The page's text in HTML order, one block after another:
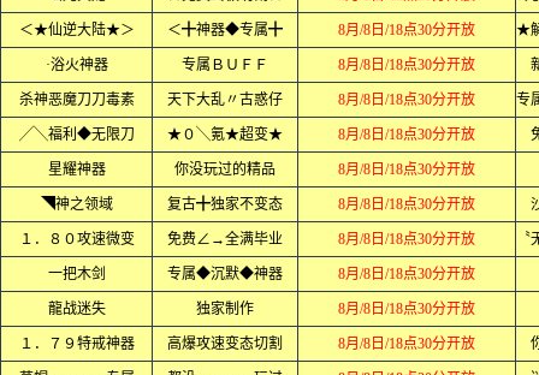
＜★仙逆大陆★＞ ＜╋神器◆专属╋ 8月/8日/18点30分开放
·浴火神器 专属ＢＵＦＦ 8月/8日/18点30分开放
杀神恶魔刀刀毒素 天下大乱〃古惑仔 8月/8日/18点30分开放
╱╲福利◆无限刀 ★０╲氪★超变★ 8月/8日/18点30分开放
星耀神器 你没玩过的精品 8月/8日/18点30分开放
◥神之领域 复古╋独家不变态 8月/8日/18点30分开放
１．８０攻速微变 免费∠→全满毕业 8月/8日/18点30分开放
一把木剑 专属◆沉默◆神器 8月/8日/18点30分开放
龍战迷失 独家制作 8月/8日/18点30分开放
１．７９特戒神器 高爆攻速变态切割 8月/8日/18点30分开放